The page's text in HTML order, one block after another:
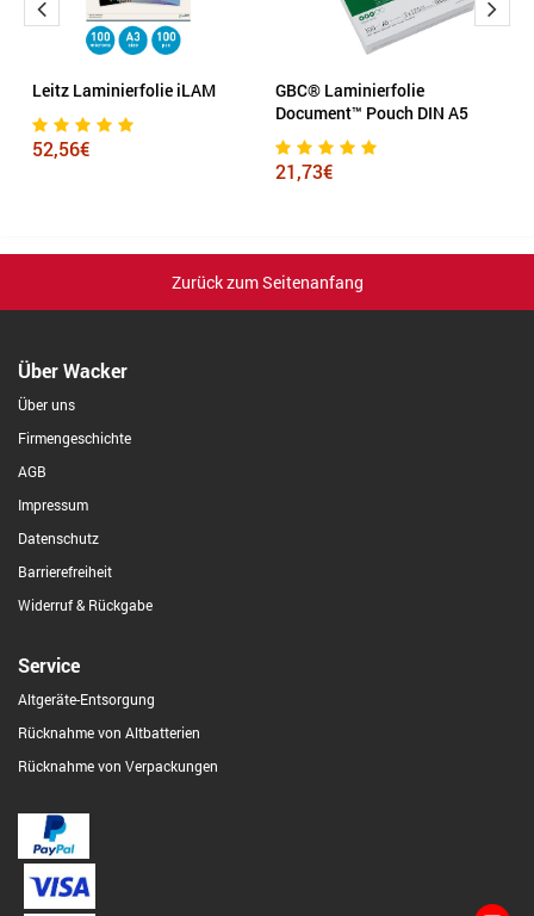
Leitz Laminierfolie iLAM
52,56€
GBC® Laminierfolie
Document™ Pouch DIN A5
21,73€
Zurück zum Seitenanfang
Über Wacker
Über uns
Firmengeschichte
AGB
Impressum
Datenschutz
Barrierefreiheit
Widerruf & Rückgabe
Service
Altgeräte-Entsorgung
Rücknahme von Altbatterien
Rücknahme von Verpackungen